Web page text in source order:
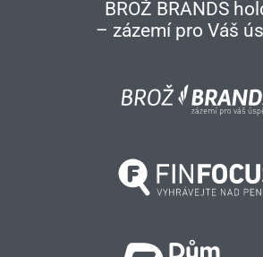
BROŽ BRANDS
– zázemí pro Váš